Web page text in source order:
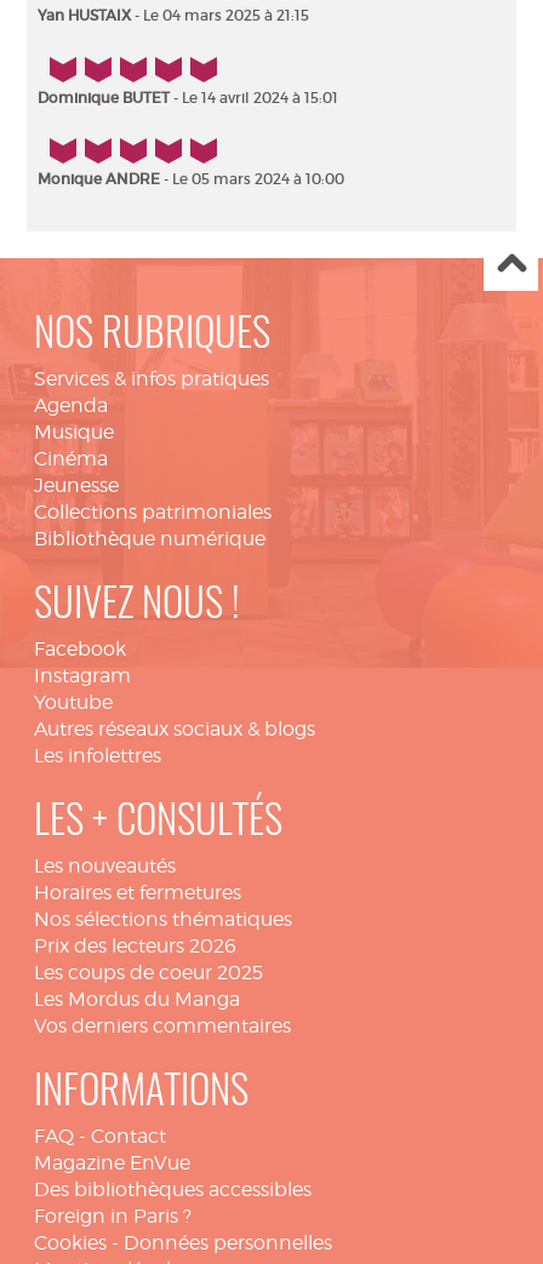
Yan HUSTAIX- Le 04 mars 2025 à 21:15
5/5
Dominique BUTET- Le 14 avril 2024 à 15:01
5/5
Monique ANDRE - Le 05 mars 2024 à 10:00
NOS RUBRIQUES
Services & infos pratiques
Agenda
Musique
Cinéma
Jeunesse
Collections patrimoniales
Bibliothèque numérique
SUIVEZ NOUS !
Facebook
Instagram
Youtube
Autres réseaux sociaux & blogs
Les infolettres
LES + CONSULTÉS
Les nouveautés
Horaires et fermetures
Nos sélections thématiques
Prix des lecteurs 2026
Les coups de coeur 2025
Les Mordus du Manga
Vos derniers commentaires
INFORMATIONS
FAQ - Contact
Magazine EnVue
Des bibliothèques accessibles
Foreign in Paris ?
Cookies - Données personnelles